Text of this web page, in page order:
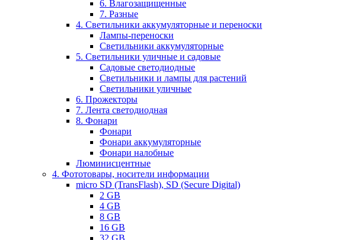
6. Влагозащищенные
7. Разные
4. Светильники аккумуляторные и переноски
Лампы-переноски
Светильники аккумуляторные
5. Светильники уличные и садовые
Садовые светодиодные
Светильники и лампы для растений
Светильники уличные
6. Прожекторы
7. Лента светодиодная
8. Фонари
Фонари
Фонари аккумуляторные
Фонари налобные
Люминисцентные
4. Фототовары, носители информации
micro SD (TransFlash), SD (Secure Digital)
2 GB
4 GB
8 GB
16 GB
32 GB